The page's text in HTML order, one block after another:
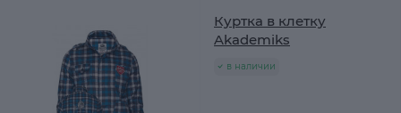
Куртка в клетку
Akademiks
в наличии